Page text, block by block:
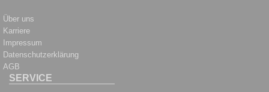
Über uns
Karriere
Impressum
Datenschutzerklärung
AGB
SERVICE